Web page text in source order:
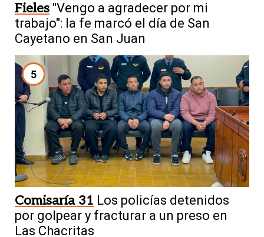
Fieles "Vengo a agradecer por mi
trabajo": la fe marcó el día de San
Cayetano en San Juan
5
Comisaría 31 Los policías detenidos
por golpear y fracturar a un preso en
Las Chacritas